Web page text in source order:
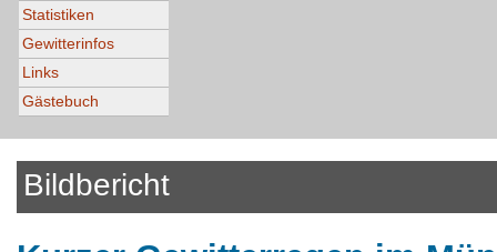
Statistiken
Gewitterinfos
Links
Gästebuch
Bildbericht